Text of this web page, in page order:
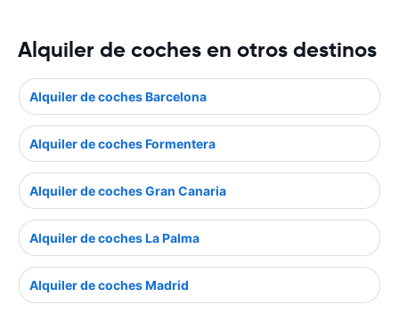
Alquiler de coches en otros destinos
Alquiler de coches Barcelona
Alquiler de coches Formentera
Alquiler de coches Gran Canaria
Alquiler de coches La Palma
Alquiler de coches Madrid